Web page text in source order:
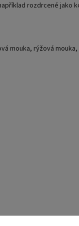
rozdrcené jako
mouka, rýžová